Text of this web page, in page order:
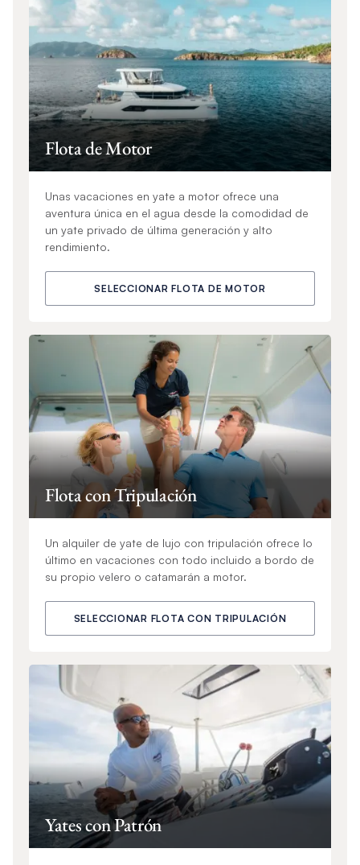
Flota de Motor
Unas vacaciones en yate a motor ofrece una
aventura única en el agua desde la comodidad de
un yate privado de última generación y alto
rendimiento.
SELECCIONAR FLOTA DE MOTOR
Flota con Tripulación
Un alquiler de yate de lujo con tripulación ofrece lo
último en vacaciones con todo incluido a bordo de
su propio velero o catamarán a motor.
SELECCIONAR FLOTA CON TRIPULACIÓN
Yates con Patrón